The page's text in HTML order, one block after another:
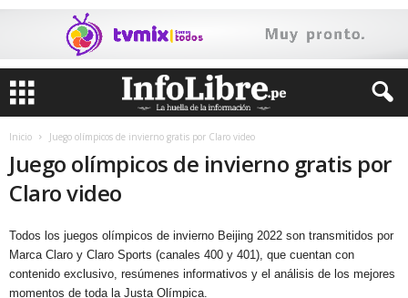
Inicio Juego olímpicos de invierno gratis por Claro video
Juego olímpicos de invierno gratis por
Claro video
Todos los juegos olímpicos de invierno Beijing 2022 son transmitidos por
Marca Claro y Claro Sports (canales 400 y 401), que cuentan con
contenido exclusivo, resúmenes informativos y el análisis de los mejores
momentos de toda la Justa Olímpica.